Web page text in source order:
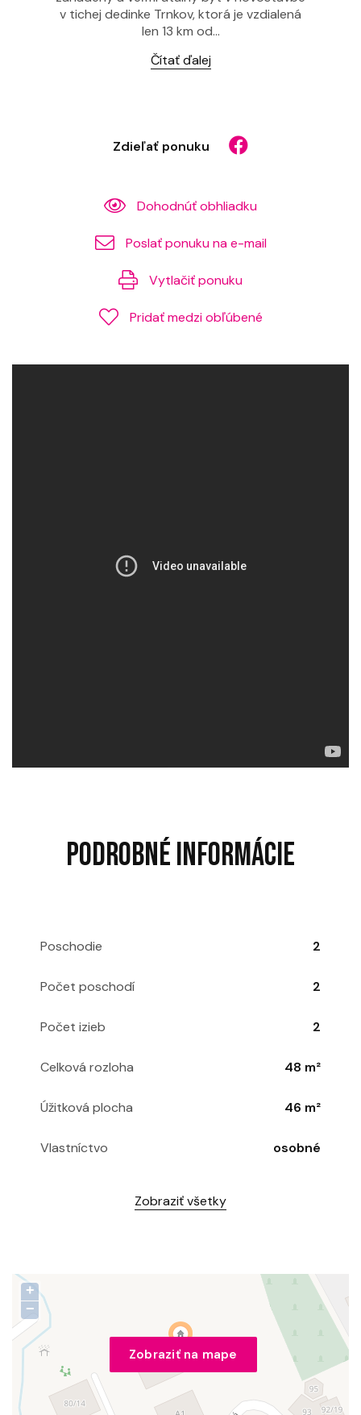
v tichej dedinke Trnkov, ktorá je vzdialená
len 13 km od...
Čítať ďalej
Zdieľať ponuku
Dohodnúť obhliadku
Poslať ponuku na e-mail
Vytlačiť ponuku
Pridať medzi obľúbené
PODROBNÉ INFORMÁCIE
Poschodie 2
Počet poschodí 2
Počet izieb 2
Celková rozloha 48 m²
Úžitková plocha 46 m²
Vlastníctvo osobné
Zobraziť všetky
Zobraziť na mape
+
−